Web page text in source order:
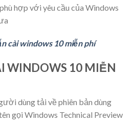
hợp với yêu cầu của Windows
cài windows 10 miễn phí
WINDOWS 10 MIỄN
dùng tải về phiên bản dùng
gọi Windows Technical Preview